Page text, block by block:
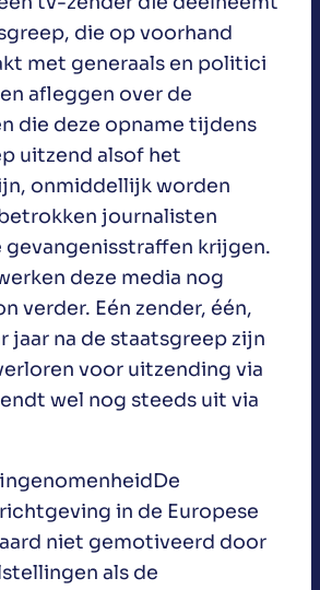
die op voorhand
met generaals en politici
afleggen over de
die deze opname tijdens
uitzend alsof het
onmiddellijk worden
journalisten
gevangenisstraffen krijgen.
deze media nog
verder. Eén zender, één,
jaar na de staatsgreep zijn
voor uitzending via
wel nog steeds uit via
in de Europese
niet gemotiveerd door
als de